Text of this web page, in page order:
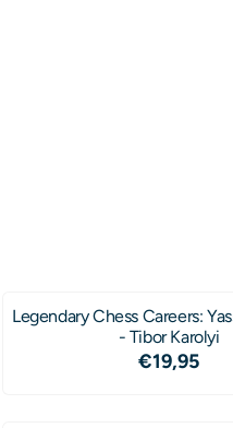
Legendary Chess Careers:
- Tibor Karolyi
Prijs:
€19,95